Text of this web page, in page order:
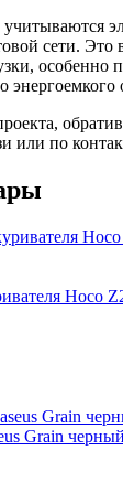
учитываются
сети.
особенно
или по
Hoco
Grain черный